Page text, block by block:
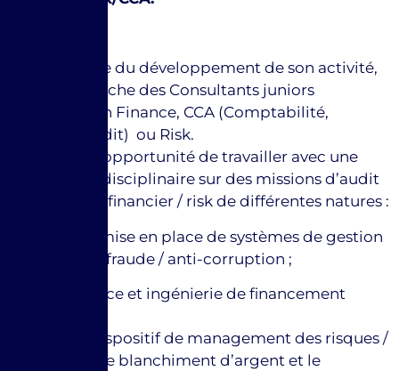
Dans le cadre du développement de son activité,
FORIS recherche des Consultants juniors
spécialisés en Finance, CCA (Comptabilité,
Contrôle, Audit) ou Risk.
Vous aurez l’opportunité de travailler avec une
équipe pluridisciplinaire sur des missions d’audit
et de conseil financier / risk de différentes natures :
+ Conseil et mise en place de systèmes de gestion
des risques / fraude / anti-corruption ;
+ Mise en place et ingénierie de financement
+ Audit de dispositif de management des risques /
lutte contre le blanchiment d’argent et le